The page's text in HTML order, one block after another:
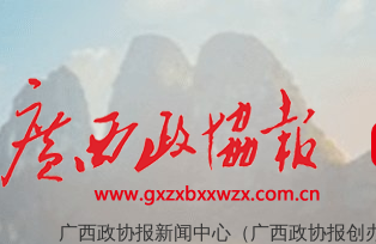
广西政协报新闻中心（广西政协报创